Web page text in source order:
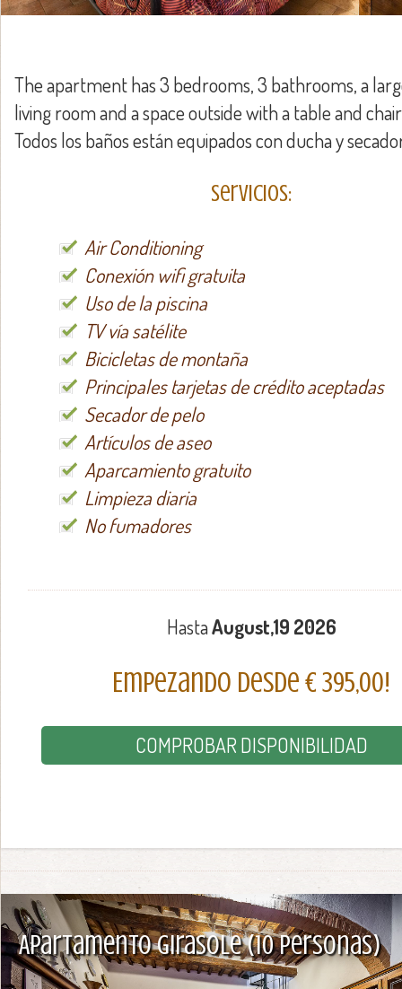
The apartment has 3 bedrooms, 3 bathrooms, a
living room and a space outside with a table and
Todos los baños están equipados con ducha y
Servicios:
Air Conditioning
Conexión wifi gratuita
Uso de la piscina
TV vía satélite
Bicicletas de montaña
Principales tarjetas de crédito aceptadas
Secador de pelo
Artículos de aseo
Aparcamiento gratuito
Limpieza diaria
No fumadores
HastaAugust,19 2026
Empezando desde € 395,00!
COMPROBAR DISPONIBILIDAD
Apartamento Girasole (10 personas)